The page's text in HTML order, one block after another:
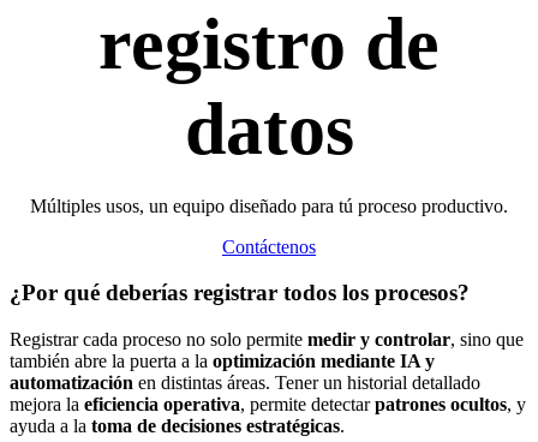
registro de
datos
Múltiples usos, un equipo diseñado para tú proceso productivo.
Contáctenos
¿Por qué deberías registrar todos los procesos?
Registrar cada proceso no solo permite medir y controlar, sino que
también abre la puerta a la optimización mediante IA y
automatización en distintas áreas. Tener un historial detallado
mejora la eficiencia operativa, permite detectarpatrones ocultos, y
ayuda a la toma de decisiones estratégicas.